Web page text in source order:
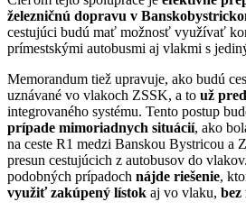
železničnú dopravu v
cestujúci budú mať možnosť využívať
prímestskými autobusmi aj vlakmi s
Memorandum tiež upravuje, ako budú
uznávané vo vlakoch ZSSK, a to už pred
integrovaného systému. Tento postup
prípade mimoriadnych situácií, ako
na ceste R1 medzi Banskou Bystricou a
presun cestujúcich z autobusov do
podobných prípadoch nájde riešenie,
využiť zakúpený lístok aj vo vlaku, bez